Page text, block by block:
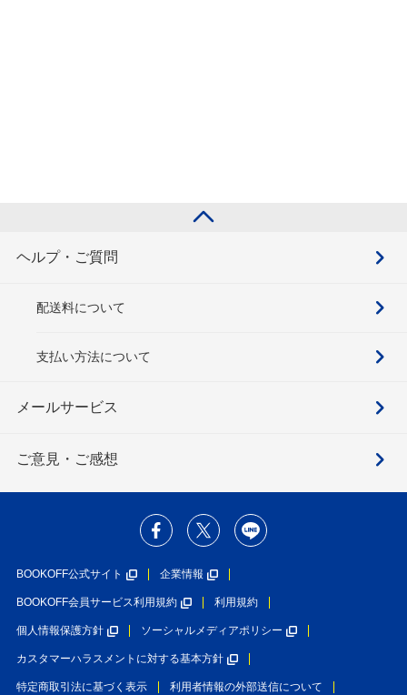
ヘルプ・ご質問
配送料について
支払い方法について
メールサービス
ご意見・ご感想
BOOKOFF公式サイト 企業情報
BOOKOFF会員サービス利用規約 利用規約
個人情報保護方針 ソーシャルメディアポリシー
カスタマーハラスメントに対する基本方針
特定商取引法に基づく表示 利用者情報の外部送信について